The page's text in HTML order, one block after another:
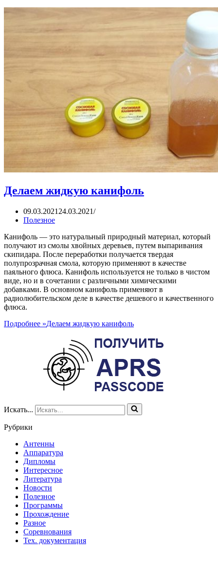
Делаем жидкую канифоль
09.03.2021 24.03.2021
Полезное
Канифоль — это натуральный природный материал, который
получают из смолы хвойных деревьев, путем выпаривания
скипидара. После переработки получается твердая
полупрозрачная смола, которую применяют в качестве
паяльного флюса. Канифоль используется не только в чистом
виде, но и в сочетании с различными химическими
добавками. В основном канифоль применяют в
радиолюбительском деле в качестве дешевого и качественного
флюса.
Подробнее »Делаем жидкую канифоль
Искать...
Рубрики
Антенны
Аппаратура
Дипломы
Интересное
Литература
Новости
Полезное
Программы
Прохождение
Разное
Соревнования
Тех. документация